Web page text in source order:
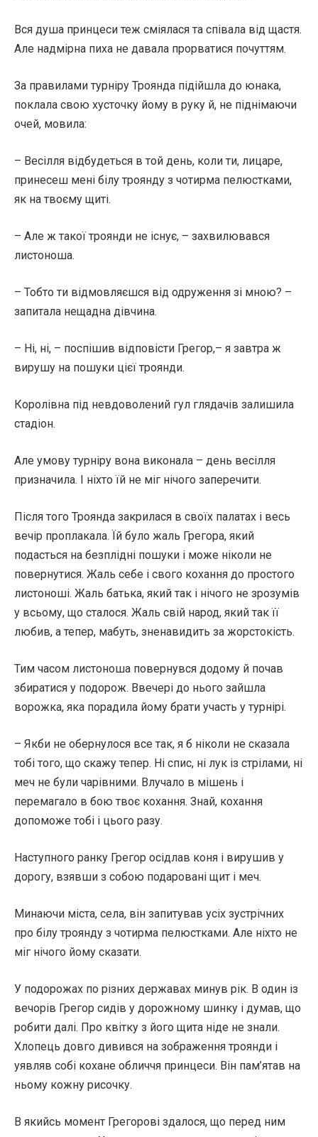
Вся душа принцеси теж сміялася та співала від щастя.
Але надмірна пиха не давала прорватися почуттям.
За правилами турніру Троянда підійшла до юнака,
поклала свою хусточку йому в руку й, не піднімаючи
очей, мовила:
– Весілля відбудеться в той день, коли ти, лицаре,
принесеш мені білу троянду з чотирма пелюстками,
як на твоєму щиті.
– Але ж такої троянди не існує, – захвилювався
листоноша.
– Тобто ти відмовляєшся від одруження зі мною? –
запитала нещадна дівчина.
– Ні, ні, – поспішив відповісти Грегор,– я завтра ж
вирушу на пошуки цієї троянди.
Королівна під невдоволений гул глядачів залишила
стадіон.
Але умову турніру вона виконала – день весілля
призначила. І ніхто їй не міг нічого заперечити.
Після того Троянда закрилася в своїх палатах і весь
вечір проплакала. Їй було жаль Грегора, який
подасться на безплідні пошуки і може ніколи не
повернутися. Жаль себе і свого кохання до простого
листоноші. Жаль батька, який так і нічого не зрозумів
у всьому, що сталося. Жаль свій народ, який так її
любив, а тепер, мабуть, зненавидить за жорстокість.
Тим часом листоноша повернувся додому й почав
збиратися у подорож. Ввечері до нього зайшла
ворожка, яка порадила йому брати участь у турнірі.
– Якби не обернулося все так, я б ніколи не сказала
тобі того, що скажу тепер. Ні спис, ні лук із стрілами, ні
меч не були чарівними. Влучало в мішень і
перемагало в бою твоє кохання. Знай, кохання
допоможе тобі і цього разу.
Наступного ранку Грегор осідлав коня і вирушив у
дорогу, взявши з собою подаровані щит і меч.
Минаючи міста, села, він запитував усіх зустрічних
про білу троянду з чотирма пелюстками. Але ніхто не
міг нічого йому сказати.
У подорожах по різних державах минув рік. В один із
вечорів Грегор сидів у дорожному шинку і думав, що
робити далі. Про квітку з його щита ніде не знали.
Хлопець довго дивився на зображення троянди і
уявляв собі кохане обличчя принцеси. Він пам’ятав на
ньому кожну рисочку.
В якийсь момент Грегорові здалося, що перед ним